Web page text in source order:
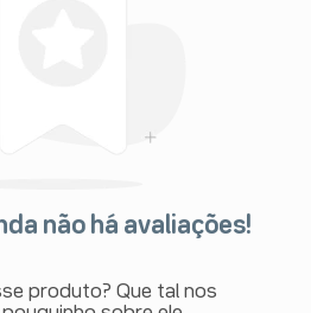
não há avaliações!
produto? Que tal nos